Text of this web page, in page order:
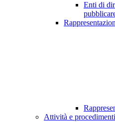
Enti di
Attività e procedimenti